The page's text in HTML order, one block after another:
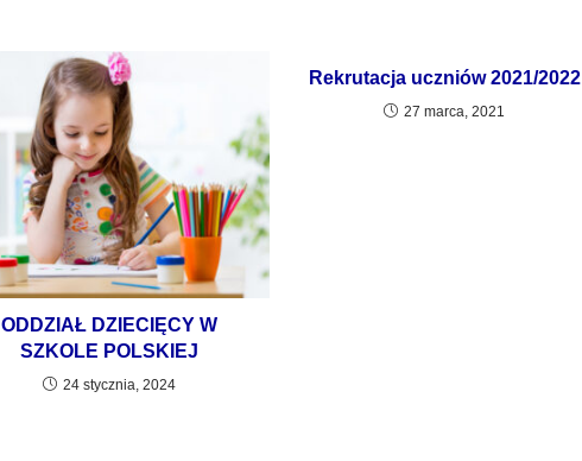
ODDZIAŁ DZIECIĘCY W
SZKOLE POLSKIEJ
24 stycznia, 2024
Rekrutacja uczniów 2021/2022
27 marca, 2021